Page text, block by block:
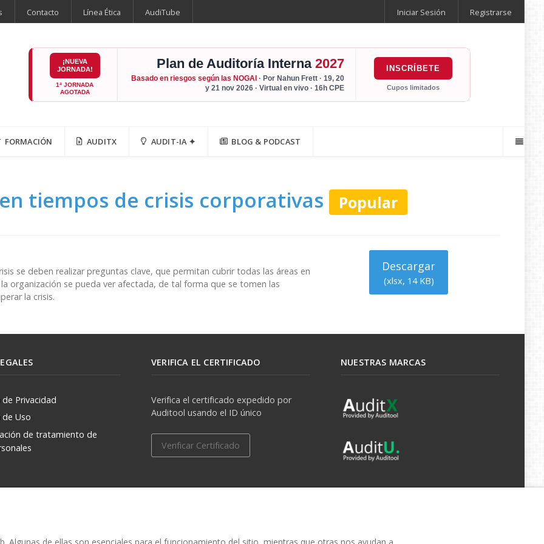
Contacto Línea Ética AudiTube Iniciar Sesión Registrarse
¡NUEVA
JORNADA!
1ª JORNADA
AGOTADA
Plan de Auditoría Interna2027
Basado en riesgos según las NOGAI · Por Nahun Frett · 19, 20
y 21 nov 2026 · Virtual en vivo · 16h CPE
INSCRÍBETE
Cupos limitados
FORMACIÓN AUDITX AUDIT-IA ✦ BLOG & PODCAST
tiempos de crisis corporativas Popular
Descargar
(xlsx, 14 KB)
se deben realizar preguntas clave, que permitan cubrir todas las áreas en
la organización se pueda ver afectada, de tal forma que se tomen las
la crisis.
Privacidad
Uso
de tratamiento de
VERIFICA EL CERTIFICADO
Verifica el certificado expedido por
Auditool usando el ID único
Verificar Certificado
NUESTRAS MARCAS